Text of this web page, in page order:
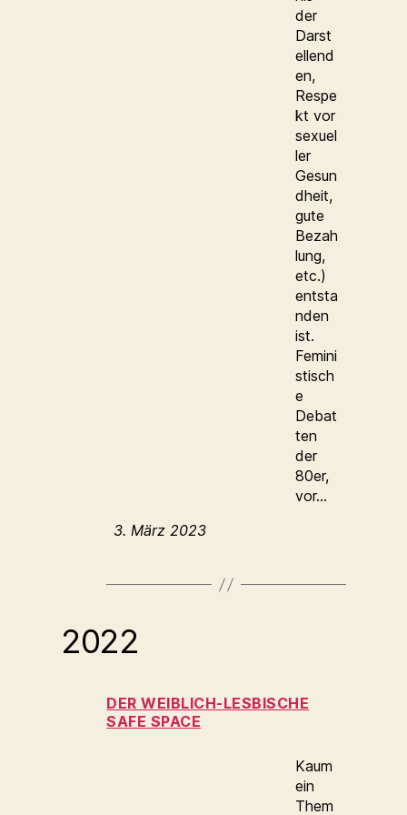
der
Darst
ellend
en,
Respe
kt vor
sexuel
ler
Gesun
dheit,
gute
Bezah
lung,
etc.)
entsta
nden
ist.
Femini
stisch
e
Debat
ten
der
80er,
vor…
3. März 2023
2022
DER WEIBLICH-LESBISCHE
SAFE SPACE
Kaum
ein
Them